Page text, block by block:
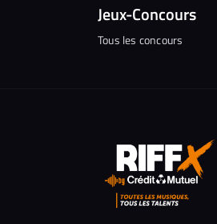
Jeux-Concours
Tous les concours